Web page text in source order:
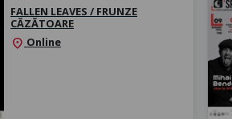
FALLEN LEAVES / FRUNZE
CĂZĂTOARE
location_on Online